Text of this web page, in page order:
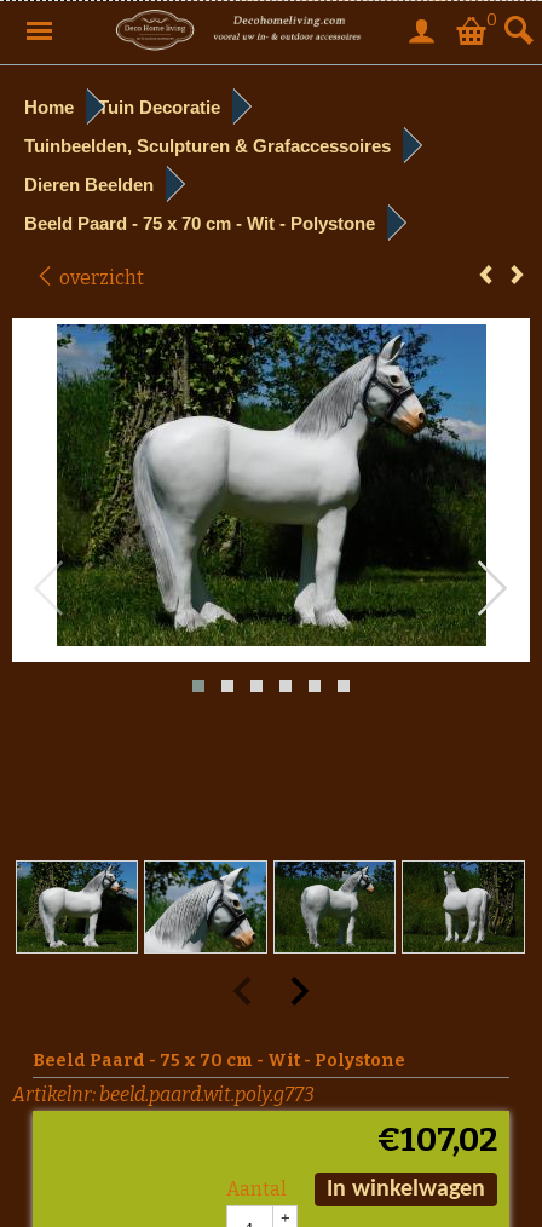
0
Home
Tuin Decoratie
Tuinbeelden, Sculpturen & Grafaccessoires
Dieren Beelden
Beeld Paard - 75 x 70 cm - Wit - Polystone
overzicht
Beeld Paard - 75 x 70 cm - Wit - Polystone
Artikelnr: beeld.paard.wit.poly.g773
€107,02
Aantal
+
In winkelwagen